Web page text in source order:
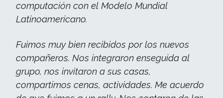
computación con el Modelo Mundial
Latinoamericano.
Fuimos muy bien recibidos por los nuevos
compañeros. Nos integraron enseguida al
grupo, nos invitaron a sus casas,
compartimos cenas, actividades. Me acuerdo